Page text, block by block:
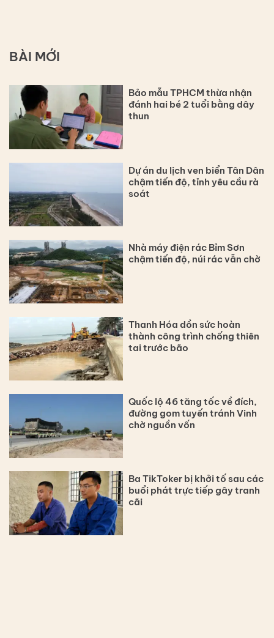
BÀI MỚI
Bảo mẫu TPHCM thừa nhận
đánh hai bé 2 tuổi bằng dây
thun
Dự án du lịch ven biển Tân Dân
chậm tiến độ, tỉnh yêu cầu rà
soát
Nhà máy điện rác Bỉm Sơn
chậm tiến độ, núi rác vẫn chờ
Thanh Hóa dồn sức hoàn
thành công trình chống thiên
tai trước bão
Quốc lộ 46 tăng tốc về đích,
đường gom tuyến tránh Vinh
chờ nguồn vốn
Ba TikToker bị khởi tố sau các
buổi phát trực tiếp gây tranh
cãi